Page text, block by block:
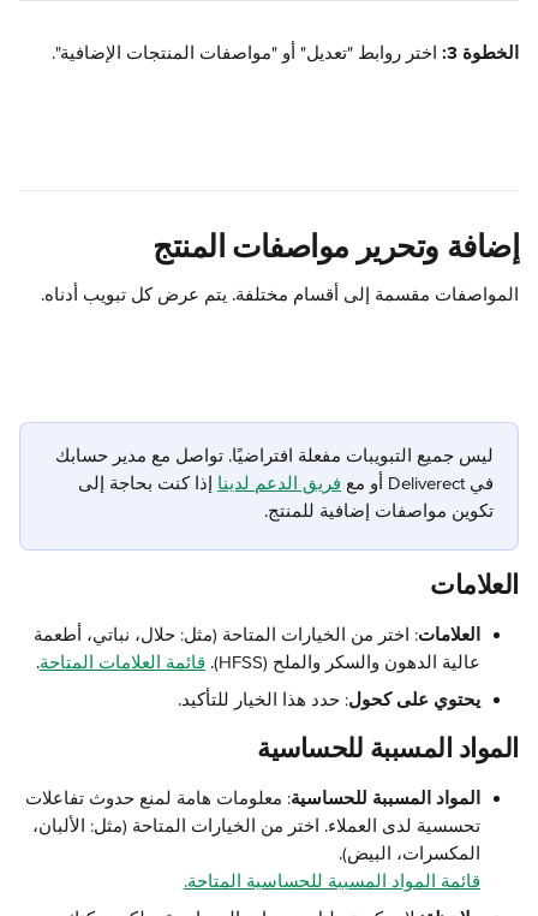
الخطوة 3: اختر روابط "تعديل" أو "مواصفات المنتجات الإضافية".
إضافة وتحرير مواصفات المنتج
المواصفات مقسمة إلى أقسام مختلفة. يتم عرض كل تبويب أدناه.
ليس جميع التبويبات مفعلة افتراضيًا. تواصل مع مدير حسابك
في Deliverect أو مع
فريق الدعم لدينا إذا كنت بحاجة إلى
تكوين مواصفات إضافية للمنتج.
العلامات
العلامات: اختر من الخيارات المتاحة (مثل: حلال، نباتي، أطعمة
عالية الدهون والسكر والملح (HFSS).
قائمة العلامات المتاحة.
يحتوي على كحول: حدد هذا الخيار للتأكيد.
المواد المسببة للحساسية
المواد المسببة للحساسية: معلومات هامة لمنع حدوث تفاعلات
تحسسية لدى العملاء. اختر من الخيارات المتاحة (مثل: الألبان،
المكسرات، البيض).
قائمة المواد المسببة للحساسية المتاحة.